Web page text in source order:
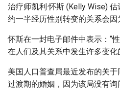
治疗师凯利·怀斯 (Kelly Wise)
约一半经历性别转变的关系会因
怀斯在一封电子邮件中表示：“
在人们及其关系中发生许多变化
美国人口普查局最近发布的关
过渡期的婚姻，因为该局没有询